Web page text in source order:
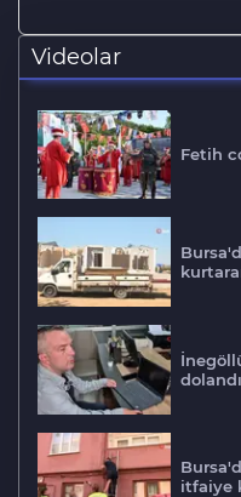
Videolar
Fetih
itfaiye